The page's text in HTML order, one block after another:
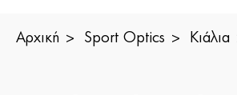
Αρχική Sport Optics Κιάλια